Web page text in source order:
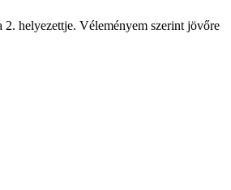
helyezettje. Véleményem szerint jövőre